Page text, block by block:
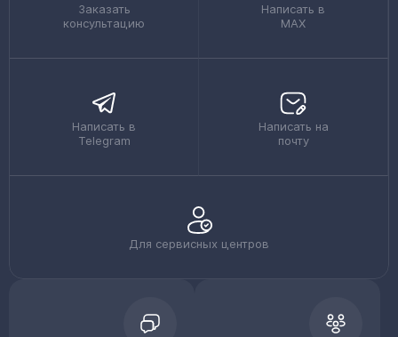
Заказать
консультацию
Написать в
MAX
Написать в
Telegram
Написать на
почту
Для сервисных центров